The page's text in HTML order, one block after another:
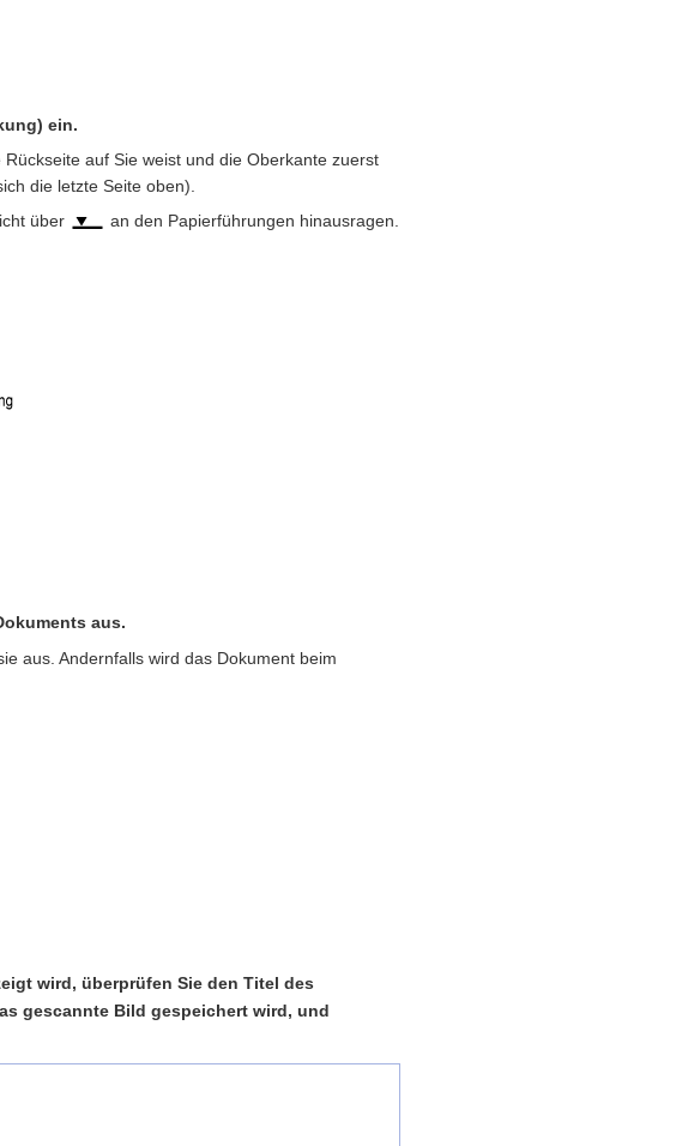
ein.
auf Sie weist und die Oberkante zuerst
die letzte Seite oben).
über
an den Papierführungen hinausragen.
aus.
aus. Andernfalls wird das Dokument beim
wird, überprüfen Sie den Titel des
gescannte Bild gespeichert wird, und